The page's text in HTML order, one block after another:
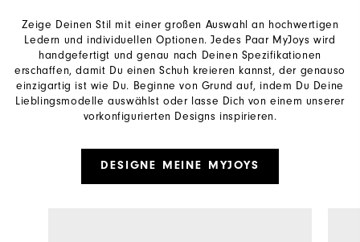
Zeige Deinen Stil mit einer großen Auswahl an hochwertigen
Ledern und individuellen Optionen. Jedes Paar MyJoys wird
handgefertigt und genau nach Deinen Spezifikationen
erschaffen, damit Du einen Schuh kreieren kannst, der genauso
einzigartig ist wie Du. Beginne von Grund auf, indem Du Deine
Lieblingsmodelle auswählst oder lasse Dich von einem unserer
vorkonfigurierten Designs inspirieren.
DESIGNE MEINE MYJOYS